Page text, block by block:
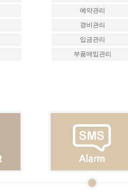
예약관리
경비관리
입금관리
부품매입관리